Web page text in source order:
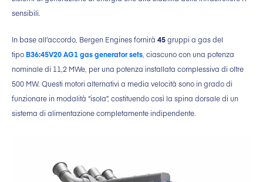
sensibili.
In base all’accordo, Bergen Engines fornirà 45gruppi a gas del
tipoB36:45V20 AG1 gas generator sets, ciascuno con una potenza
nominale di 11,2 MWe, per una potenza installata complessiva di oltre
500 MW. Questi motori alternativi a media velocità sono in grado di
funzionare in modalità “isola”, costituendo così la spina dorsale di un
sistema di alimentazione completamente indipendente.